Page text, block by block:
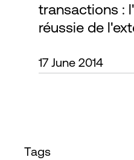
A propos de nous
Language
transactions :
réussie de
17 June 2014
Tags